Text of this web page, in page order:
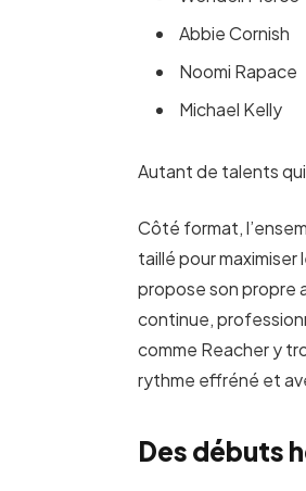
Abbie Cornish
Noomi Rapace
Michael Kelly
Autant de talents
Côté format,
taillé pour
propose son propre
continue,
comme Reacher y
rythme effréné et
Des débuts